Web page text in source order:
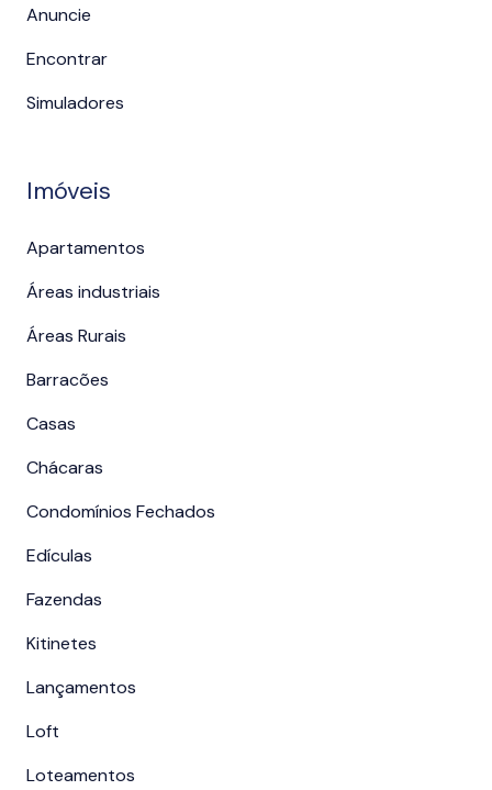
Anuncie
Encontrar
Simuladores
Imóveis
Apartamentos
Áreas industriais
Áreas Rurais
Barracões
Casas
Chácaras
Condomínios Fechados
Edículas
Fazendas
Kitinetes
Lançamentos
Loft
Loteamentos